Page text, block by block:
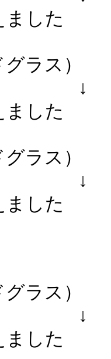
ました
ラス）
ました
ラス）
ました
ラス）
ました